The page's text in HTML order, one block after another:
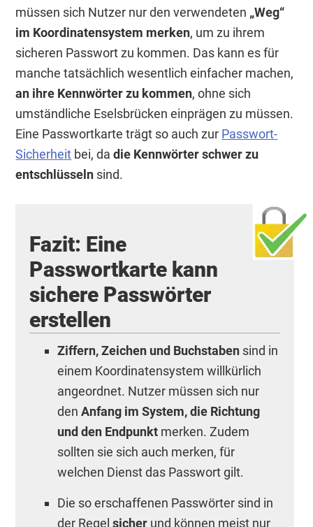
müssen sich Nutzer nur den verwendeten „Weg“
im Koordinatensystem merken, um zu ihrem
sicheren Passwort zu kommen. Das kann es für
manche tatsächlich wesentlich einfacher machen,
an ihre Kennwörter zu kommen, ohne sich
umständliche Eselsbrücken einprägen zu müssen.
Eine Passwortkarte trägt so auch zur Passwort-
Sicherheit bei, dadie Kennwörter schwer zu
entschlüsseln sind.
Fazit: Eine
Passwortkarte kann
sichere Passwörter
erstellen
Ziffern, Zeichen und Buchstaben sind in
einem Koordinatensystem willkürlich
angeordnet. Nutzer müssen sich nur
denAnfang im System, die Richtung
und den Endpunkt merken. Zudem
sollten sie sich auch merken, für
welchen Dienst das Passwort gilt.
Die so erschaffenen Passwörter sind in
der Regelsicher und können meist nur